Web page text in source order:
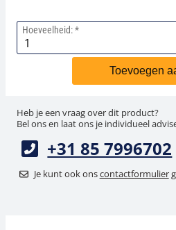
Hoeveelheid:
Toevoegen
Heb je een vraag over dit product?
Bel ons en laat ons je individueel
+31 85 7996702
Je kunt ook onscontactformulier